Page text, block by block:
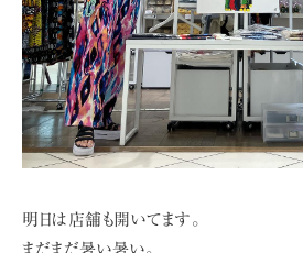
明日は店舗も開いてます。
まだまだ暑い暑い。